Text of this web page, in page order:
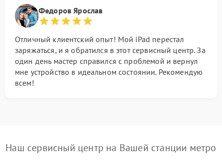
Федоров Ярослав
Отличный клиентский опыт! Мой iPad перестал
заряжаться, и я обратился в этот сервисный центр. За
один день мастер справился с проблемой и вернул
мне устройство в идеальном состоянии. Рекомендую
всем!
Наш сервисный центр на Вашей станции метро